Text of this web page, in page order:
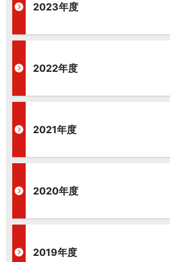
2023年度
2022年度
2021年度
2020年度
2019年度